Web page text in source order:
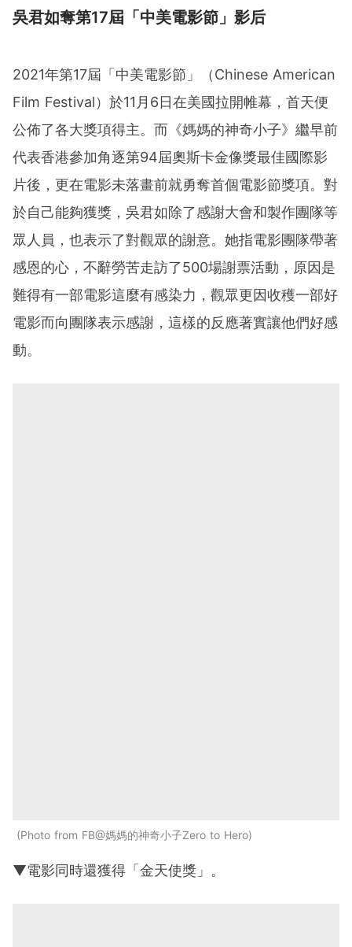
吳君如奪第17屆「中美電影節」影后
2021年第17屆「中美電影節」（Chinese American
Film Festival）於11月6日在美國拉開帷幕，首天便
公佈了各大獎項得主。而《媽媽的神奇小子》繼早前
代表香港參加角逐第94屆奧斯卡金像獎最佳國際影
片後，更在電影未落畫前就勇奪首個電影節獎項。對
於自己能夠獲獎，吳君如除了感謝大會和製作團隊等
眾人員，也表示了對觀眾的謝意。她指電影團隊帶著
感恩的心，不辭勞苦走訪了500場謝票活動，原因是
難得有一部電影這麼有感染力，觀眾更因收穫一部好
電影而向團隊表示感謝，這樣的反應著實讓他們好感
動。
Photo from FB@媽媽的神奇小子Zero to Hero
▼電影同時還獲得「金天使獎」。